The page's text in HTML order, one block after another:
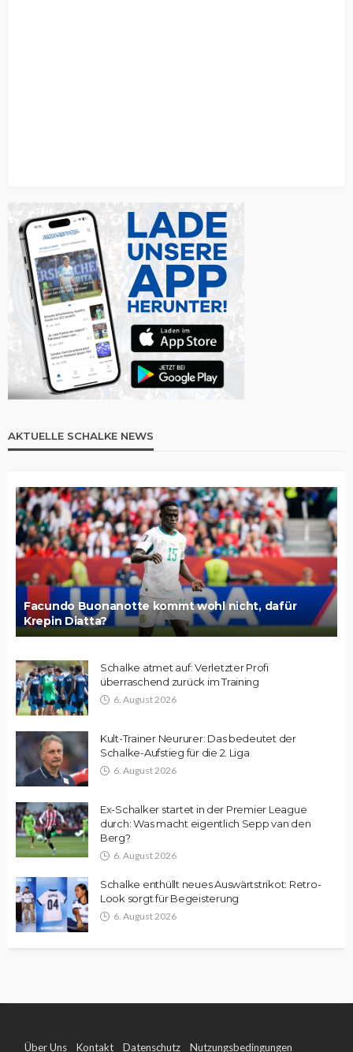
AKTUELLE SCHALKE NEWS
Facundo Buonanotte kommt wohl nicht, dafür
Krepin Diatta?
Schalke atmet auf: Verletzter Profi
überraschend zurück im Training
6. August 2026
Kult-Trainer Neururer: Das bedeutet der
Schalke-Aufstieg für die 2. Liga
6. August 2026
Ex-Schalker startet in der Premier League
durch: Was macht eigentlich Sepp van den
Berg?
6. August 2026
Schalke enthüllt neues Auswärtstrikot: Retro-
Look sorgt für Begeisterung
6. August 2026
Über Uns Kontakt Datenschutz Nutzungsbedingungen